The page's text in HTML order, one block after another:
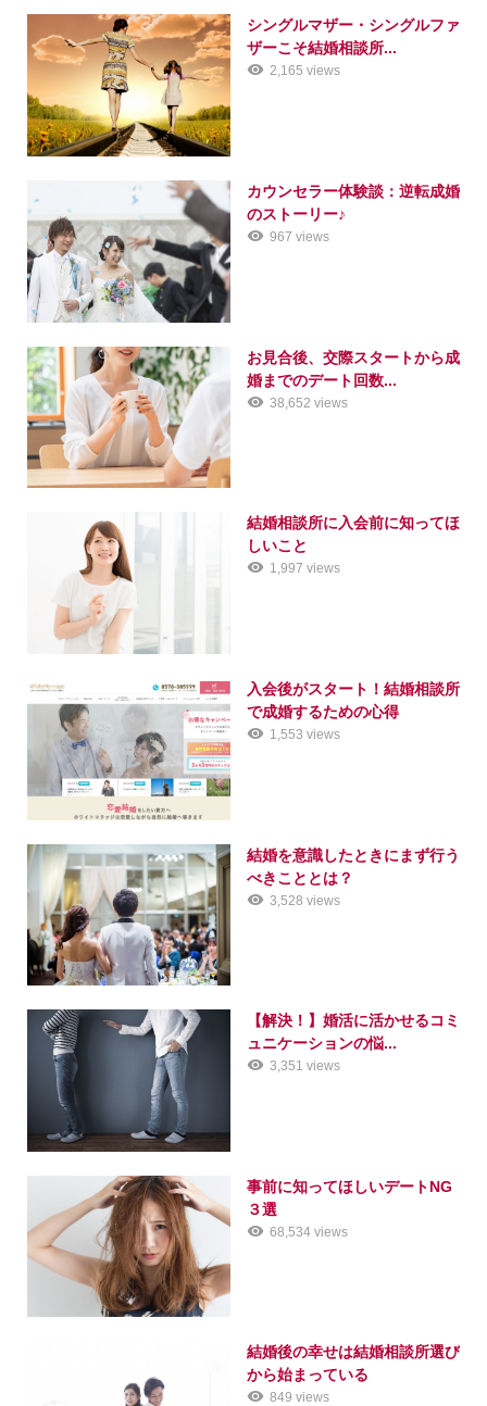
シングルマザー・シングルファ
ザーこそ結婚相談所...
2,165 views
カウンセラー体験談：逆転成婚
のストーリー♪
967 views
お見合後、交際スタートから成
婚までのデート回数...
38,652 views
結婚相談所に入会前に知ってほ
しいこと
1,997 views
入会後がスタート！結婚相談所
で成婚するための心得
1,553 views
結婚を意識したときにまず行う
べきこととは？
3,528 views
【解決！】婚活に活かせるコミ
ュニケーションの悩...
3,351 views
事前に知ってほしいデートNG
３選
68,534 views
結婚後の幸せは結婚相談所選び
から始まっている
849 views